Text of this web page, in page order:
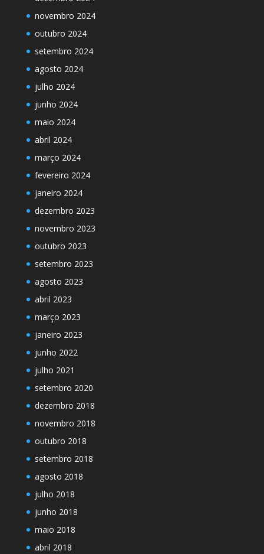
novembro 2024
outubro 2024
setembro 2024
agosto 2024
julho 2024
junho 2024
maio 2024
abril 2024
março 2024
fevereiro 2024
janeiro 2024
dezembro 2023
novembro 2023
outubro 2023
setembro 2023
agosto 2023
abril 2023
março 2023
janeiro 2023
junho 2022
julho 2021
setembro 2020
dezembro 2018
novembro 2018
outubro 2018
setembro 2018
agosto 2018
julho 2018
junho 2018
maio 2018
abril 2018